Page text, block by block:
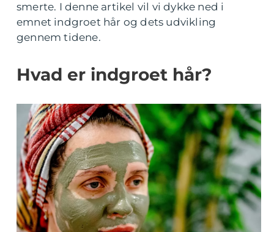
smerte. I denne artikel vil vi dykke ned i
emnet indgroet hår og dets udvikling
gennem tidene.
Hvad er indgroet hår?